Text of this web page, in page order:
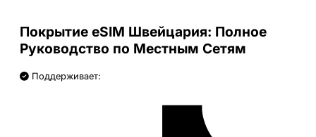
Покрытие eSIM Швейцария: Полное
Руководство по Местным Сетям
Поддерживает: